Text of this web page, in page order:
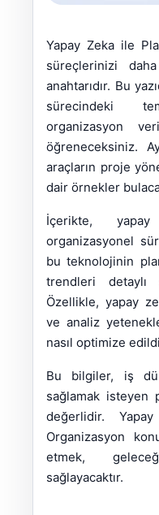
Yapay Zeka ile
süreçlerinizi
anahtarıdır. Bu
sürecindeki
organizasyon
öğreneceksiniz.
araçların proje
dair örnekler
İçerikte, yapay
organizasyonel
bu teknolojinin
trendleri detaylı
Özellikle, yapay
ve analiz
nasıl optimize
Bu bilgiler, iş
sağlamak isteyen
değerlidir.
Organizasyon
etmek,
sağlayacaktır.